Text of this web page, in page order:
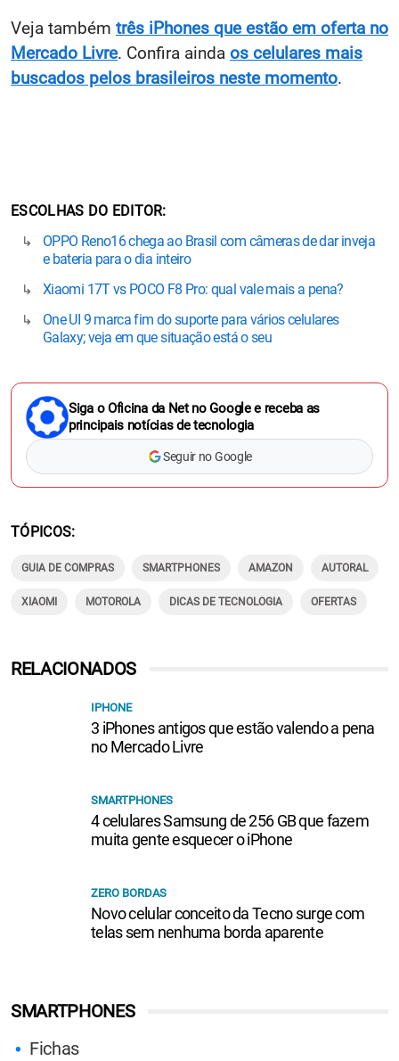
Veja também três iPhones que estão em oferta no
Mercado Livre. Confira ainda os celulares mais
buscados pelos brasileiros neste momento.
ESCOLHAS DO EDITOR
OPPO Reno16 chega ao Brasil com câmeras de dar inveja
e bateria para o dia inteiro
Xiaomi 17T vs POCO F8 Pro: qual vale mais a pena?
One UI 9 marca fim do suporte para vários celulares
Galaxy; veja em que situação está o seu
Siga o Oficina da Net no Google e receba as
principais notícias de tecnologia
Seguir no Google
TÓPICOS
GUIA DE COMPRAS SMARTPHONES AMAZON AUTORAL
XIAOMI MOTOROLA DICAS DE TECNOLOGIA OFERTAS
SMARTPHONES
Fichas
RELACIONADOS
IPHONE
3 iPhones antigos que estão valendo a pena
no Mercado Livre
SMARTPHONES
4 celulares Samsung de 256 GB que fazem
muita gente esquecer o iPhone
ZERO BORDAS
Novo celular conceito da Tecno surge com
telas sem nenhuma borda aparente